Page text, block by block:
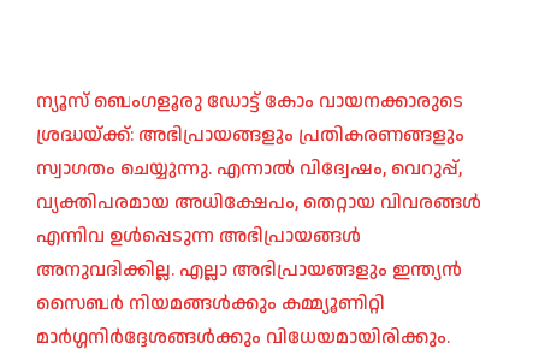
ന്യൂസ് ബെംഗളൂരു ഡോട്ട് കോം വായനക്കാരുടെ
ശ്രദ്ധയ്ക്ക്: അഭിപ്രായങ്ങളും പ്രതികരണങ്ങളും
സ്വാഗതം ചെയ്യുന്നു. എന്നാൽ വിദ്വേഷം, വെറുപ്പ്,
വ്യക്തിപരമായ അധിക്ഷേപം, തെറ്റായ വിവരങ്ങൾ
എന്നിവ ഉൾപ്പെടുന്ന അഭിപ്രായങ്ങൾ
അനുവദിക്കില്ല. എല്ലാ അഭിപ്രായങ്ങളും ഇന്ത്യൻ
സൈബർ നിയമങ്ങൾക്കും കമ്മ്യൂണിറ്റി
മാർഗ്ഗനിർദ്ദേശങ്ങൾക്കും വിധേയമായിരിക്കും.